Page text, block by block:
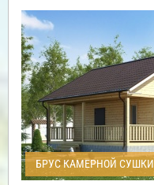
БРУС КАМЕРНОЙ СУШКИ